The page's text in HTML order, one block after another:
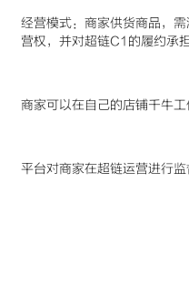
经营模式： 商家供货商品，
营权，并对超链C1的履约承
商家可以在自己的店铺千牛
平台对商家在超链运营进行